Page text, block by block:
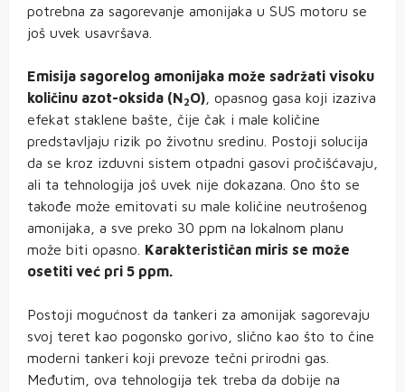
potrebna za sagorevanje amonijaka u SUS motoru se
još uvek usavršava.
Emisija sagorelog amonijaka može sadržati visoku
količinu azot-oksida (N2O) , opasnog gasa koji izaziva
efekat staklene bašte, čije čak i male količine
predstavljaju rizik po životnu sredinu. Postoji solucija
da se kroz izduvni sistem otpadni gasovi pročišćavaju,
ali ta tehnologija još uvek nije dokazana. Ono što se
takođe može emitovati su male količine neutrošenog
amonijaka, a sve preko 30 ppm na lokalnom planu
može biti opasno. Karakterističan miris se može
osetiti već pri 5 ppm.
Postoji mogućnost da tankeri za amonijak sagorevaju
svoj teret kao pogonsko gorivo, slično kao što to čine
moderni tankeri koji prevoze tečni prirodni gas.
Međutim, ova tehnologija tek treba da dobije na